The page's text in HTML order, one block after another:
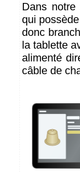
Dans
qui
donc
la tablette
alimenté
câble de